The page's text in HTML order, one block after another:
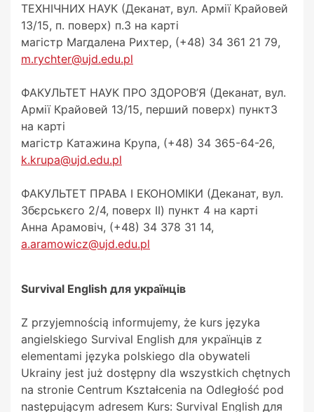
ТЕХНІЧНИХ НАУК (Деканат, вул. Армії Крайовей
13/15, п. поверх) п.3 на карті
магістр Магдалена Рихтер, (+48) 34 361 21 79,
m.rychter@ujd.edu.pl
ФАКУЛЬТЕТ НАУК ПРО ЗДОРОВ’Я (Деканат, вул.
Армії Крайовей 13/15, перший поверх) пункт3
на карті
магістр Катажина Крупа, (+48) 34 365-64-26,
k.krupa@ujd.edu.pl
ФАКУЛЬТЕТ ПРАВА І ЕКОНОМІКИ (Деканат, вул.
Збєрськєго 2/4, поверх II) пункт 4 на карті
Анна Арамовіч, (+48) 34 378 31 14,
a.aramowicz@ujd.edu.pl
Survival English для українців
Z przyjemnością informujemy, że kurs języka
angielskiego Survival English для українців z
elementami języka polskiego dla obywateli
Ukrainy jest już dostępny dla wszystkich chętnych
na stronie Centrum Kształcenia na Odległość pod
następującym adresem Kurs: Survival English для